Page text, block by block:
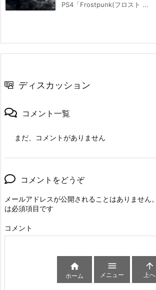
PS4「Frostpunk(フロスト ...
ディスカッション
コメント一覧
まだ、コメントがありません
コメントをどうぞ
メールアドレスが公開されることはありません。
は必須項目です
コメント

ホーム

メニュー

上へ